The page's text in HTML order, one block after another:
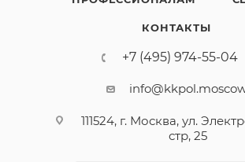
КОНТАКТЫ
+7 (495) 974-55-04
111524, г. Москва, ул.
стр, 25